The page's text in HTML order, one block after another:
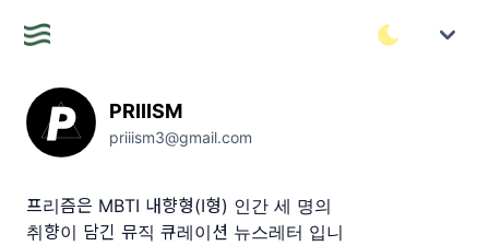
PRIIISM
priiism3@gmail.com
프리즘은 MBTI 내향형(I형) 인간 세 명의
취향이 담긴 뮤직 큐레이션 뉴스레터 입니